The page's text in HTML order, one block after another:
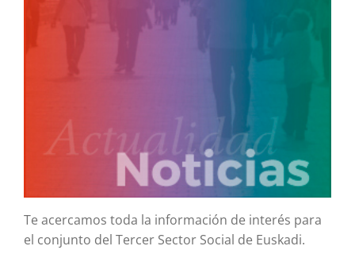
Te acercamos toda la información de interés para
el conjunto del Tercer Sector Social de Euskadi.